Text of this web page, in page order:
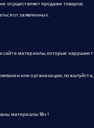
осуществляет продажи товаров.
от заявленных.
материалы, которые нарушают
или организации,
материалы 18+!